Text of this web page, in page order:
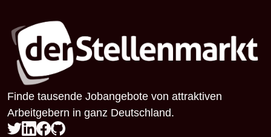
Finde tausende Jobangebote von attraktiven
Arbeitgebern in ganz Deutschland.